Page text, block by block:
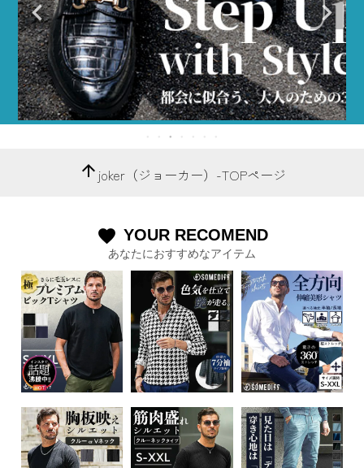
arrow_upward joker（ジョーカー）-TOPページ
favorite YOUR RECOMEND
あなたにおすすめなアイテム